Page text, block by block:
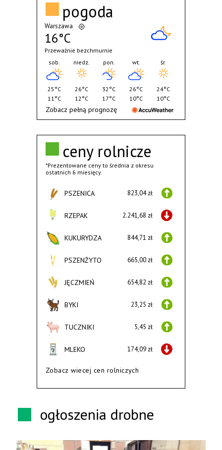
ceny rolnicze
*Prezentowane ceny to średnia z okresu
ostatnich 6 miesięcy.
PSZENICA 823,04 zł
RZEPAK 2.241,68 zł
KUKURYDZA 844,71 zł
PSZENŻYTO 665,00 zł
JĘCZMIEŃ 654,82 zł
BYKI 23,25 zł
TUCZNIKI 5,45 zł
MLEKO 174,09 zł
Zobacz wiecej cen rolniczych
pogoda
Warszawa
16°C
Przeważnie bezchmurnie
sob.
25°C
11°C
niedz.
26°C
12°C
pon.
32°C
17°C
wt.
26°C
10°C
śr.
24°C
10°C
Zobacz pełną prognozę
ogłoszenia drobne